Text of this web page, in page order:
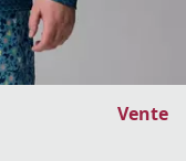
Vente